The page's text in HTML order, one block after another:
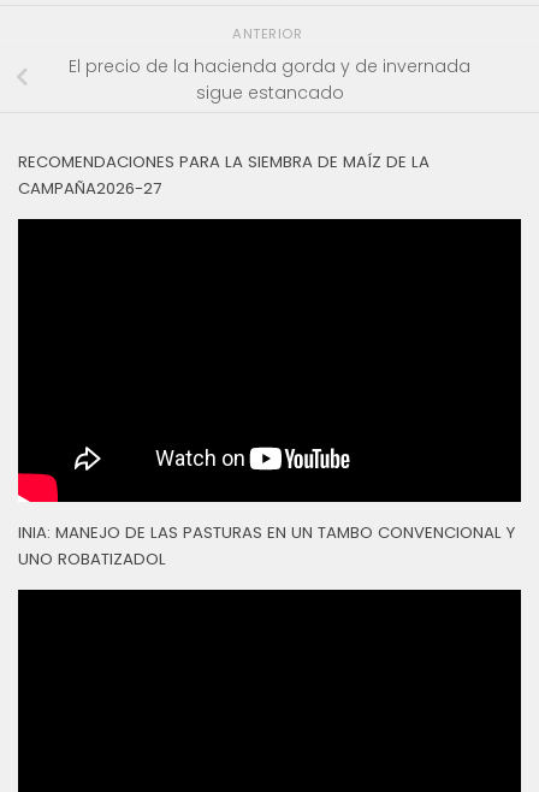
ANTERIOR
El precio de la hacienda gorda y de invernada
sigue estancado
RECOMENDACIONES PARA LA SIEMBRA DE MAÍZ DE LA
CAMPAÑA2026-27
INIA: MANEJO DE LAS PASTURAS EN UN TAMBO CONVENCIONAL Y
UNO ROBATIZADOL